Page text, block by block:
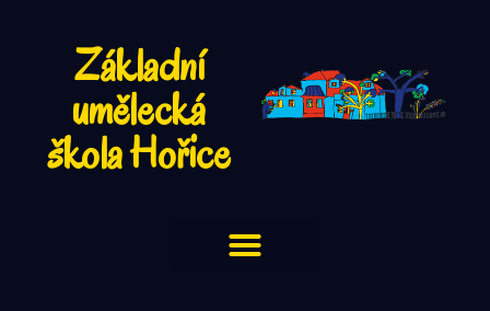
Základní
umělecká
škola Hořice